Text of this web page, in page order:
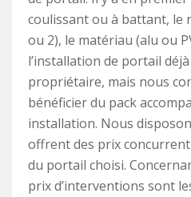
coulissant ou à battant, le
ou 2), le matériau (alu ou
l’installation de portail
propriétaire, mais nous
bénéficier du pack
installation. Nous
offrent des prix
du portail choisi.
prix d’interventions sont